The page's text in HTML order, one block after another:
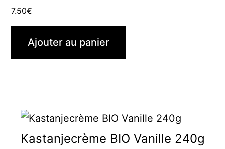
7.50€
Ajouter au panier
Kastanjecrème BIO Vanille 240g